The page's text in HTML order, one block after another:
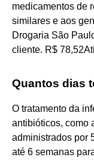
medicamentos de
similares e aos
Drogaria São
cliente. R$
Quantos dias
O tratamento da
antibióticos, como
administrados por
até 6 semanas